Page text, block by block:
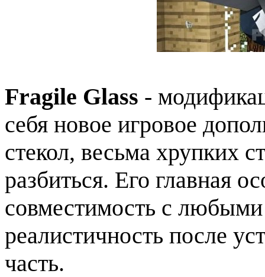
Fragile Glass -
себя новое игровое
стекол, весьма хрупких
разбиться. Его главная
совместимость с
реалистичность после
часть.